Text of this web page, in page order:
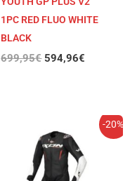
1PC RED FLUO WHITE
BLACK
699,95€ 594,96€
-20%
precio
original
era:
639,99€.
precio
es: